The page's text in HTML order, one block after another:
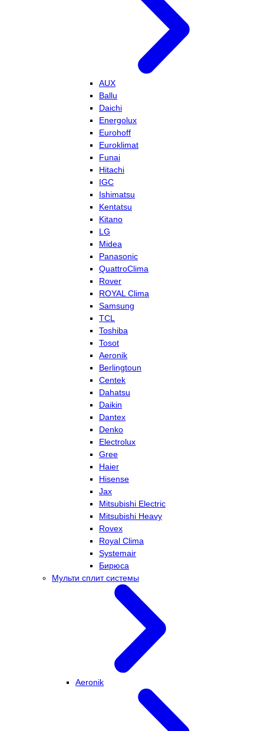
AUX
Ballu
Daichi
Energolux
Eurohoff
Euroklimat
Funai
Hitachi
IGC
Ishimatsu
Kentatsu
Kitano
LG
Midea
Panasonic
QuattroClima
Rover
ROYAL Clima
Samsung
TCL
Toshiba
Tosot
Aeronik
Berlingtoun
Centek
Dahatsu
Daikin
Dantex
Denko
Electrolux
Gree
Haier
Hisense
Jax
Mitsubishi Electric
Mitsubishi Heavy
Rovex
Royal Clima
Systemair
Бирюса
Мульти сплит системы
Aeronik